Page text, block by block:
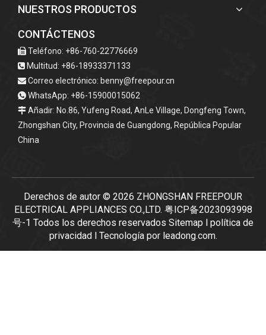
NUESTROS PRODUCTOS
CONTÁCTENOS
 Teléfono: +86-760-22776669
 Multitud: +86-18933371133
 Correo electrónico: benny@freepour.cn
 WhatsApp: +86-15900015062
 Añadir: No.86, Yufeng Road, AnLe Village, Dongfeng Town,
Zhongshan City, Provincia de Guangdong, República Popular
China
Derechos de autor © 2026 ZHONGSHAN FREEPOUR
ELECTRICAL APPLIANCES CO.,LTD. 粤ICP备2023093998
号-1 Todos los derechos reservados Sitemap
política de
privacidad l Tecnología por leadong.com.